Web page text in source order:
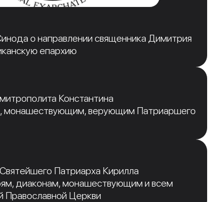
о направлении священника Димитрия
епархию
Константина
монашествующим, верующим Патриаршего
Патриарха Кирилла
диаконам, монашествующим и всем
Православной Церкви